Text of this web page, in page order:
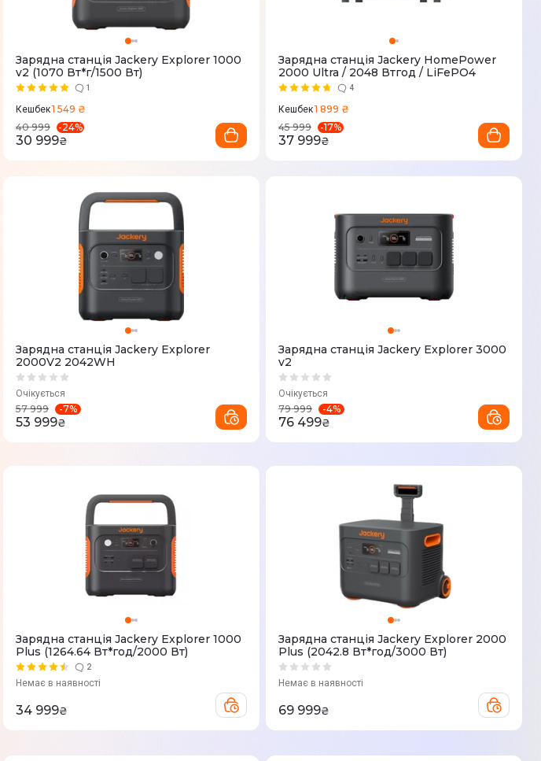
Зарядна станцiя Jackery Explorer 1000
v2 (1070 Вт*г/1500 Вт)
1
Кешбек1 549 ₴
40 999
-24%
30 999₴
Зарядна станція Jackery HomePower
2000 Ultra / 2048 Втгод / LiFePO4
4
Кешбек1 899 ₴
45 999
-17%
37 999₴
Зарядна станцiя Jackery Explorer
2000V2 2042WH
Очікується
57 999 -7%
53 999₴
Зарядна станція Jackery Explorer 3000
v2
Очікується
79 999 -4%
76 499₴
Зарядна станцiя Jackery Explorer 1000
Plus (1264.64 Вт*год/2000 Вт)
2
Немає в наявності
34 999₴
Зарядна станцiя Jackery Explorer 2000
Plus (2042.8 Вт*год/3000 Вт)
Немає в наявності
69 999₴